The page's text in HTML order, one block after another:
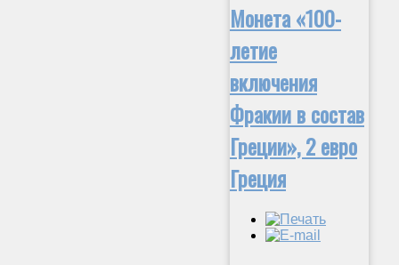
Монета «100-
летие
включения
Фракии в состав
Греции», 2 евро
Греция